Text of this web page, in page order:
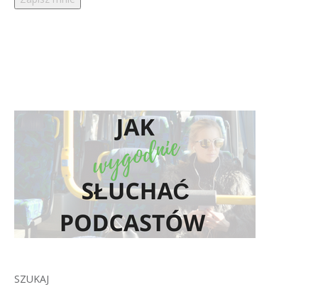
SZUKAJ